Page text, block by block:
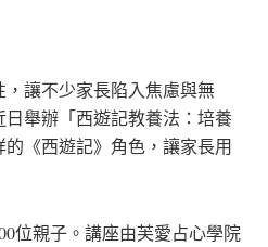
，讓不少家長陷入焦慮與無
舉辦「西遊記教養法：培養
《西遊記》角色，讓家長用
位親子。講座由芙愛占心學院